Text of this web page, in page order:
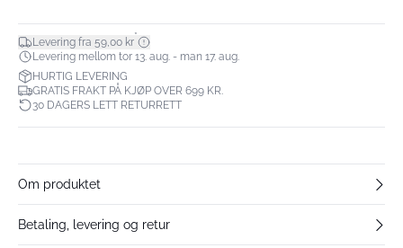
Levering fra 59,00 kr*
Levering mellom tor 13. aug. - man 17. aug.
HURTIG LEVERING
GRATIS FRAKT PÅ KJØP OVER 699 KR.
30 DAGERS LETT RETURRETT
Om produktet
Betaling, levering og retur